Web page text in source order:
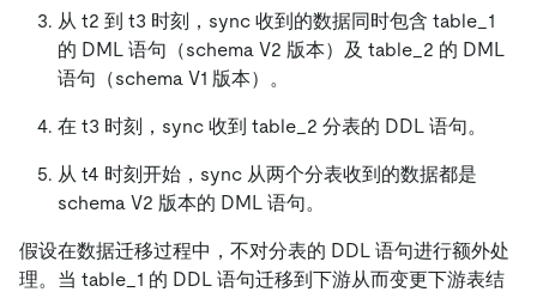
从 t2 到 t3 时刻，sync 收到的数据同时包含 table_1
的 DML 语句（schema V2 版本）及 table_2 的 DML
语句（schema V1 版本）。
在 t3 时刻，sync 收到 table_2 分表的 DDL 语句。
从 t4 时刻开始，sync 从两个分表收到的数据都是
schema V2 版本的 DML 语句。
假设在数据迁移过程中，不对分表的 DDL 语句进行额外处
理。当 table_1 的 DDL 语句迁移到下游从而变更下游表结